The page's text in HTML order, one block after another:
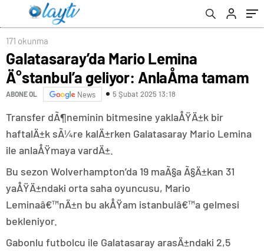
171 okunma
Galatasaray’da Mario Lemina
Ä°stanbul’a geliyor: AnlaÅma tamam
ABONE OL News 5 Şubat 2025 13:18
Transfer dÃ¶neminin bitmesine yaklaÅŸÄ±k bir
haftalÄ±k sÃ¼re kalÄ±rken Galatasaray Mario Lemina
ile anlaÅŸmaya vardÄ±.
Bu sezon Wolverhampton’da 19 maÃ§a Ã§Ä±kan 31
yaÅŸÄ±ndaki orta saha oyuncusu, Mario
Leminaâ€™nÄ±n bu akÅŸam istanbulâ€™a gelmesi
bekleniyor.
Gabonlu futbolcu ile Galatasaray arasÄ±ndaki 2,5